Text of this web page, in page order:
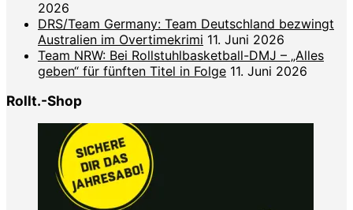
2026
DRS/Team Germany: Team Deutschland bezwingt
Australien im Overtimekrimi 11. Juni 2026
Team NRW: Bei Rollstuhlbasketball-DMJ – „Alles
geben“ für fünften Titel in Folge 11. Juni 2026
Rollt.-Shop